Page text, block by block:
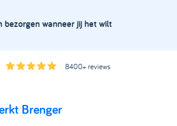
bezorgen wanneer jij het wilt
8400+ reviews
Brenger